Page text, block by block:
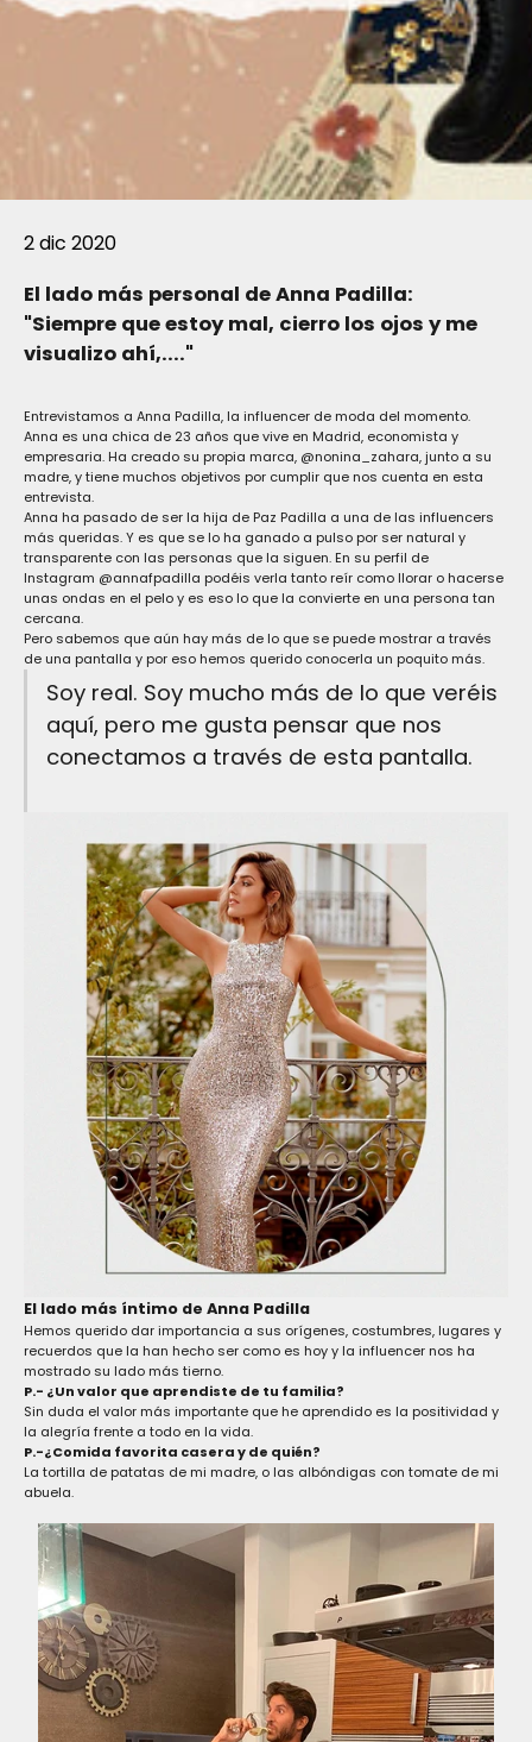
2 dic 2020
El lado más personal de Anna Padilla:
"Siempre que estoy mal, cierro los ojos y me
visualizo ahí,...."
Entrevistamos a Anna Padilla, la influencer de moda del momento.
Anna es una chica de 23 años que vive en Madrid, economista y
empresaria. Ha creado su propia marca, @nonina_zahara, junto a su
madre, y tiene muchos objetivos por cumplir que nos cuenta en esta
entrevista.
Anna ha pasado de ser la hija de Paz Padilla a una de las influencers
más queridas. Y es que se lo ha ganado a pulso por ser natural y
transparente con las personas que la siguen. En su perfil de
Instagram @annafpadilla podéis verla tanto reír como llorar o hacerse
unas ondas en el pelo y es eso lo que la convierte en una persona tan
cercana.
Pero sabemos que aún hay más de lo que se puede mostrar a través
de una pantalla y por eso hemos querido conocerla un poquito más.
Soy real. Soy mucho más de lo que veréis
aquí, pero me gusta pensar que nos
conectamos a través de esta pantalla.
El lado más íntimo de Anna Padilla
Hemos querido dar importancia a sus orígenes, costumbres, lugares y
recuerdos que la han hecho ser como es hoy y la influencer nos ha
mostrado su lado más tierno.
P.- ¿Un valor que aprendiste de tu familia?
Sin duda el valor más importante que he aprendido es la positividad y
la alegría frente a todo en la vida.
P.-¿Comida favorita casera y de quién?
La tortilla de patatas de mi madre, o las albóndigas con tomate de mi
abuela.